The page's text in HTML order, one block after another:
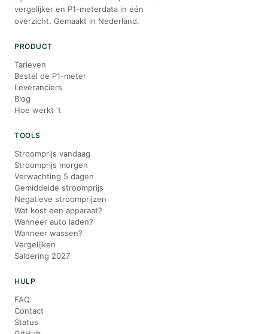
vergelijker en P1-meterdata in één
overzicht. Gemaakt in Nederland.
PRODUCT
Tarieven
Bestel de P1-meter
Leveranciers
Blog
Hoe werkt 't
TOOLS
Stroomprijs vandaag
Stroomprijs morgen
Verwachting 5 dagen
Gemiddelde stroomprijs
Negatieve stroomprijzen
Wat kost een apparaat?
Wanneer auto laden?
Wanneer wassen?
Vergelijken
Saldering 2027
HULP
FAQ
Contact
Status